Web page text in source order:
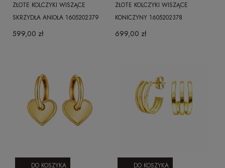
ZŁOTE KOLCZYKI WISZĄCE
SKRZYDŁA ANIOŁA 1605202379
599,00 zł
ZŁOTE KOLCZYKI WISZĄCE
KONICZYNY 1605202378
699,00 zł
DO KOSZYKA
DO KOSZYKA